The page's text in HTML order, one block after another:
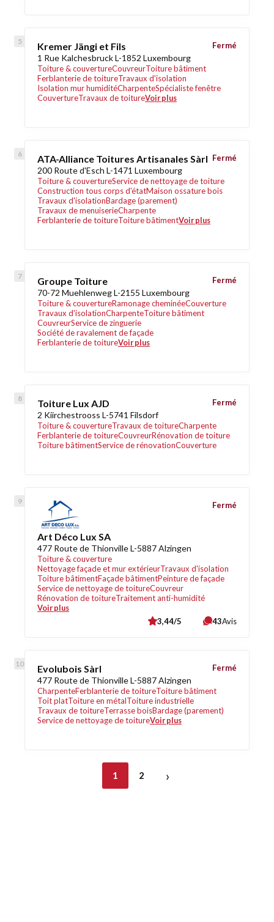
Kremer Jängi et Fils
1 Rue Kalchesbruck L-1852 Luxembourg
Toiture & couvertureCouvreurToiture bâtiment
Ferblanterie de toitureTravaux d'isolation
Isolation mur humiditéCharpenteSpécialiste fenêtre
CouvertureTravaux de toitureVoir plus
Fermé
ATA-Alliance Toitures Artisanales Sàrl
200 Route d'Esch L-1471 Luxembourg
Toiture & couvertureService de nettoyage de toiture
Construction tous corps d'étatMaison ossature bois
Travaux d'isolationBardage (parement)
Travaux de menuiserieCharpente
Ferblanterie de toitureToiture bâtimentVoir plus
Fermé
Groupe Toiture
70-72 Muehlenweg L-2155 Luxembourg
Toiture & couvertureRamonage cheminéeCouverture
Travaux d'isolationCharpenteToiture bâtiment
CouvreurService de zinguerie
Société de ravalement de façade
Ferblanterie de toitureVoir plus
Fermé
Toiture Lux AJD
2 Kiirchestrooss L-5741 Filsdorf
Toiture & couvertureTravaux de toitureCharpente
Ferblanterie de toitureCouvreurRénovation de toiture
Toiture bâtimentService de rénovationCouverture
Fermé
Art Déco Lux SA
477 Route de Thionville L-5887 Alzingen
Toiture & couverture
Nettoyage façade et mur extérieurTravaux d'isolation
Toiture bâtimentFaçade bâtimentPeinture de façade
Service de nettoyage de toitureCouvreur
Rénovation de toitureTraitement anti-humidité
Voir plus
Fermé
3,44/5 43Avis
Evolubois Sàrl
477 Route de Thionville L-5887 Alzingen
CharpenteFerblanterie de toitureToiture bâtiment
Toit platToiture en métalToiture industrielle
Travaux de toitureTerrasse boisBardage (parement)
Service de nettoyage de toitureVoir plus
Fermé
1 2 ›